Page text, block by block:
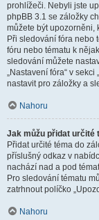
prohlížeči. Nebyli jste
phpBB 3.1 se záložky
můžete být upozorněni,
Při sledování fóra nebo
fóru nebo tématu k
sledování můžete
„Nastavení fóra“ v
nastavit pro záložky a
Nahoru
Jak můžu přidat určité
Přidat určité téma do
příslušný odkaz v
nachází nad a pod
Pro sledování tématu
zatrhnout políčko
Nahoru